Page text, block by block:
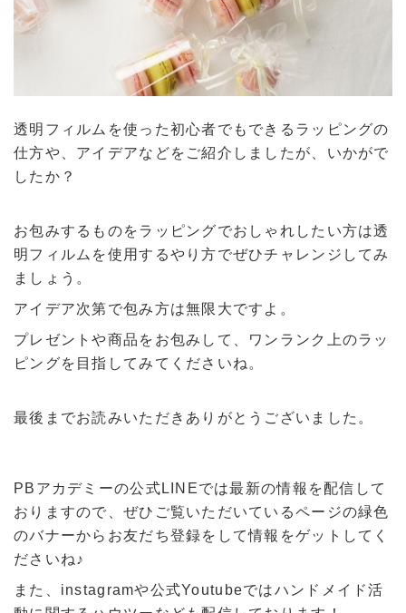
透明フィルムを使った初心者でもできるラッピングの
仕方や、アイデアなどをご紹介しましたが、いかがで
したか？
お包みするものをラッピングでおしゃれしたい方は透
明フィルムを使用するやり方でぜひチャレンジしてみ
ましょう。
アイデア次第で包み方は無限大ですよ。
プレゼントや商品をお包みして、ワンランク上のラッ
ピングを目指してみてくださいね。
最後までお読みいただきありがとうございました。
PBアカデミーの公式LINEでは最新の情報を配信して
おりますので、ぜひご覧いただいているページの緑色
のバナーからお友だち登録をして情報をゲットしてく
ださいね♪
また、instagramや公式Youtubeではハンドメイド活